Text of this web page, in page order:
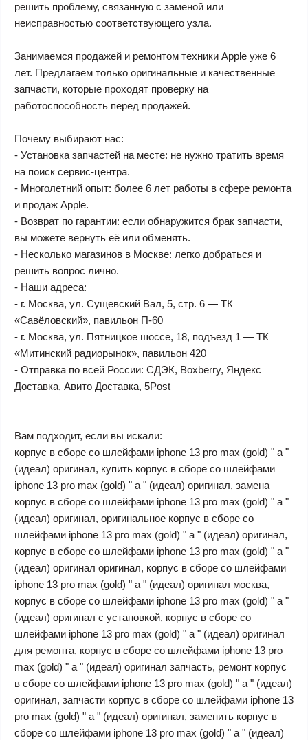
решить проблему, связанную с заменой или
неисправностью соответствующего узла.
Занимаемся продажей и ремонтом техники Apple уже 6
лет. Предлагаем только оригинальные и качественные
запчасти, которые проходят проверку на
работоспособность перед продажей.
Почему выбирают нас:
- Установка запчастей на месте: не нужно тратить время
на поиск сервис-центра.
- Многолетний опыт: более 6 лет работы в сфере ремонта
и продаж Apple.
- Возврат по гарантии: если обнаружится брак запчасти,
вы можете вернуть её или обменять.
- Несколько магазинов в Москве: легко добраться и
решить вопрос лично.
- Наши адреса:
- г. Москва, ул. Сущевский Вал, 5, стр. 6 — ТК
«Савёловский», павильон П-60
- г. Москва, ул. Пятницкое шоссе, 18, подъезд 1 — ТК
«Митинский радиорынок», павильон 420
- Отправка по всей России: СДЭК, Boxberry, Яндекс
Доставка, Авито Доставка, 5Post
Вам подходит, если вы искали:
корпус в сборе со шлейфами iphone 13 pro max (gold) " a "
(идеал) оригинал, купить корпус в сборе со шлейфами
iphone 13 pro max (gold) " a " (идеал) оригинал, замена
корпус в сборе со шлейфами iphone 13 pro max (gold) " a "
(идеал) оригинал, оригинальное корпус в сборе со
шлейфами iphone 13 pro max (gold) " a " (идеал) оригинал,
корпус в сборе со шлейфами iphone 13 pro max (gold) " a "
(идеал) оригинал оригинал, корпус в сборе со шлейфами
iphone 13 pro max (gold) " a " (идеал) оригинал москва,
корпус в сборе со шлейфами iphone 13 pro max (gold) " a "
(идеал) оригинал с установкой, корпус в сборе со
шлейфами iphone 13 pro max (gold) " a " (идеал) оригинал
для ремонта, корпус в сборе со шлейфами iphone 13 pro
max (gold) " a " (идеал) оригинал запчасть, ремонт корпус
в сборе со шлейфами iphone 13 pro max (gold) " a " (идеал)
оригинал, запчасти корпус в сборе со шлейфами iphone 13
pro max (gold) " a " (идеал) оригинал, заменить корпус в
сборе со шлейфами iphone 13 pro max (gold) " a " (идеал)